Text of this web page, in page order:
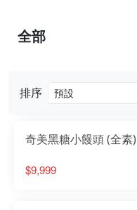
排序
奇美黑糖小饅頭 (全素)
$9,999
全部